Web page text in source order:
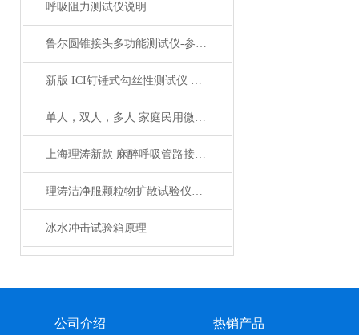
呼吸阻力测试仪说明
鲁尔圆锥接头多功能测试仪-参数解析
新版 ICI钉锤式勾丝性测试仪 钉锤植针数11根 理涛制造
单人，双人，多人 家庭民用微高压氧舱 内外旋转式泄压阀 微高压氧发生器
上海理涛新款 麻醉呼吸管路接头测试仪 可测试哪些性能指标？
理涛洁净服颗粒物扩散试验仪（试衣仓试验仪）
冰水冲击试验箱原理
公司介绍 热销产品